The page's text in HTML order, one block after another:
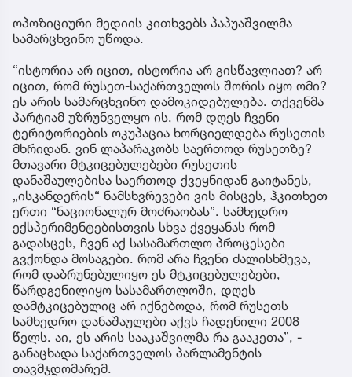
ოპოზიციური მედიის კითხვებს პაპუაშვილმა
სამარცხვინო უწოდა.
“ისტორია არ იცით, ისტორია არ გისწავლიათ? არ
იცით, რომ რუსეთ-საქართველოს შორის იყო ომი?
ეს არის სამარცხვინო დამოკიდებულება. თქვენმა
პარტიამ უზრუნველყო ის, რომ დღეს ჩვენი
ტერიტორიების ოკუპაცია ხორციელდება რუსეთის
მხრიდან. ვინ ლაპარაკობს საერთოდ რუსეთზე?
მთავარი მტკიცებულებები რუსეთის
დანაშაულებისა საერთოდ ქვეყნიდან გაიტანეს,
„ისკანდერის“ ნამსხვრევები ვის მისცეს, ჰკითხეთ
ერთი “ნაციონალურ მოძრაობას”. სამხედრო
ექსპერიმენტებისთვის სხვა ქვეყანას რომ
გადასცეს, ჩვენ აქ სასამართლო პროცესები
გვქონდა მოსაგები. რომ არა ჩვენი ძალისხმევა,
რომ დაბრუნებულიყო ეს მტკიცებულებები,
წარდგენილიყო სასამართლოში, დღეს
დამტკიცებულიც არ იქნებოდა, რომ რუსეთს
სამხედრო დანაშაულები აქვს ჩადენილი 2008
წელს. აი, ეს არის სააკაშვილმა რა გააკეთა”, -
განაცხადა საქართველოს პარლამენტის
თავმჯდომარემ.